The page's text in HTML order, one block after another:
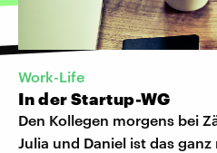
Work-Life
In der Startup-WG
Den Kollegen morgens bei
Julia und Daniel ist das